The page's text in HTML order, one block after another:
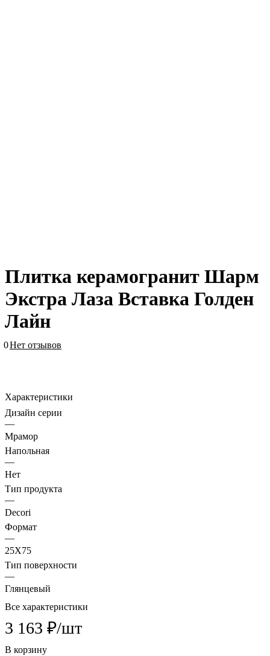
Плитка керамогранит Шарм
Экстра Лаза Вставка Голден
Лайн
0Нет отзывов
Характеристики
Дизайн серии
—
Мрамор
Напольная
—
Нет
Тип продукта
—
Decori
Формат
—
25X75
Тип поверхности
—
Глянцевый
Все характеристики
3 163 ₽/шт
В корзину